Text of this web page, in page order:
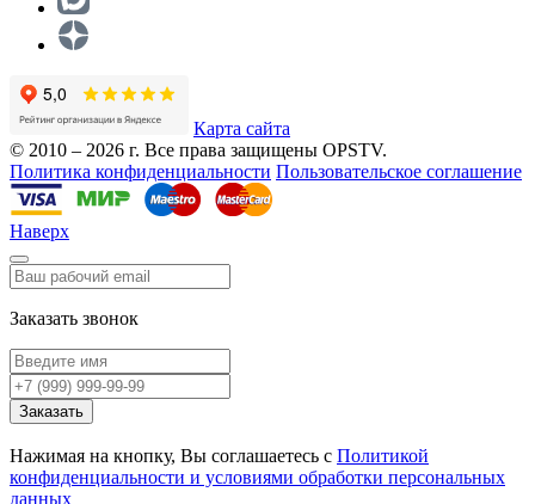
Карта сайта
© 2010 – 2026 г. Все права защищены OPSTV.
Политика конфиденциальности Пользовательское соглашение
Наверх
Заказать звонок
Заказать
Нажимая на кнопку, Вы соглашаетесь с Политикой
конфиденциальности и условиями обработки персональных
данных